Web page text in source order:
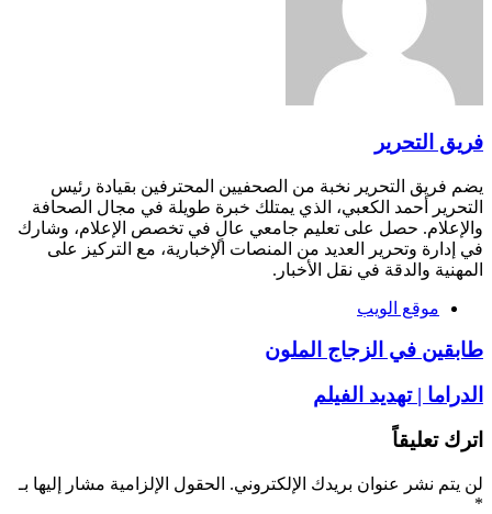
فريق التحرير
يضم فريق التحرير نخبة من الصحفيين المحترفين بقيادة رئيس
التحرير أحمد الكعبي، الذي يمتلك خبرة طويلة في مجال الصحافة
والإعلام. حصل على تعليم جامعي عالٍ في تخصص الإعلام، وشارك
في إدارة وتحرير العديد من المنصات الإخبارية، مع التركيز على
المهنية والدقة في نقل الأخبار.
موقع الويب
طابقين في الزجاج الملون
الدراما | تهديد الفيلم
اترك تعليقاً
لن يتم نشر عنوان بريدك الإلكتروني. الحقول الإلزامية مشار إليها بـ
*